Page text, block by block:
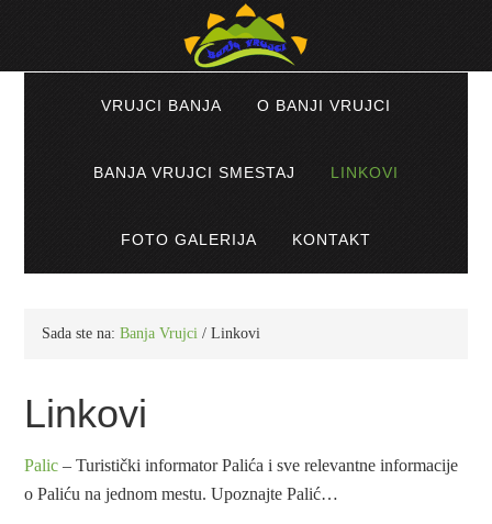
VRUJCI BANJA O BANJI VRUJCI
BANJA VRUJCI SMESTAJ LINKOVI
FOTO GALERIJA KONTAKT
Sada ste na:Banja Vrujci / Linkovi
Linkovi
Palic – Turistički informator Palića i sve relevantne informacije
o Paliću na jednom mestu. Upoznajte Palić…